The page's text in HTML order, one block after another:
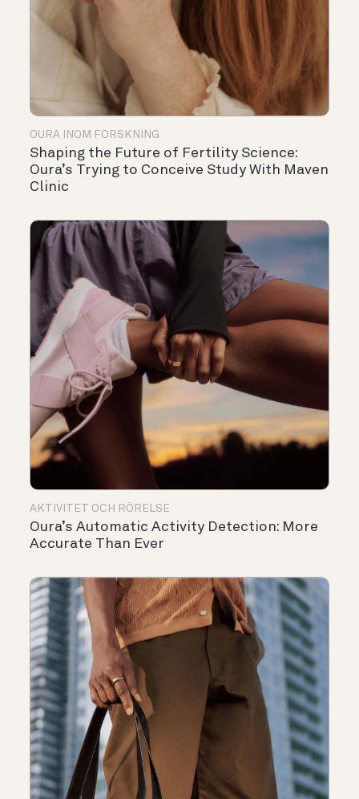
OURA INOM FORSKNING
Shaping the Future of Fertility Science:
Oura’s Trying to Conceive Study With Maven
Clinic
AKTIVITET OCH RÖRELSE
Oura’s Automatic Activity Detection: More
Accurate Than Ever